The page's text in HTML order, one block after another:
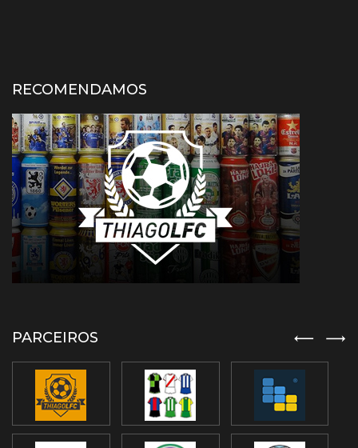
RECOMENDAMOS
PARCEIROS